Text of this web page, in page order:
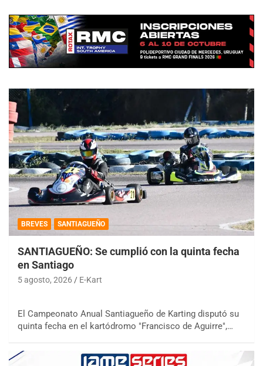
BREVES SANTIAGUEÑO
SANTIAGUEÑO: Se cumplió con la quinta fecha
en Santiago
5 agosto, 2026 E-Kart
El Campeonato Anual Santiagueño de Karting disputó su
quinta fecha en el kartódromo "Francisco de Aguirre",…